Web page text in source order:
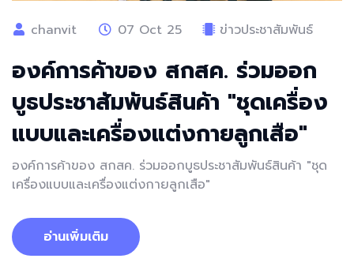
chanvit 07 Oct 25 ข่าวประชาสัมพันธ์
องค์การค้าของ สกสค. ร่วมออก
บูธประชาสัมพันธ์สินค้า "ชุดเครื่อง
แบบและเครื่องแต่งกายลูกเสือ"
องค์การค้าของ สกสค. ร่วมออกบูธประชาสัมพันธ์สินค้า "ชุด
เครื่องแบบและเครื่องแต่งกายลูกเสือ"
อ่านเพิ่มเติม